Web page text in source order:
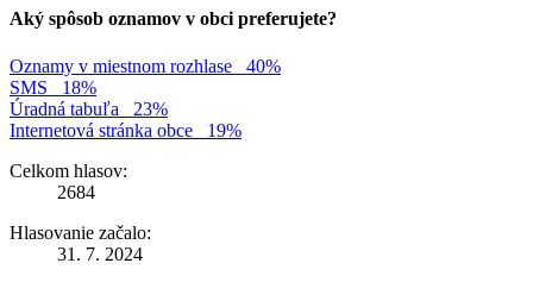
Aký spôsob oznamov v obci preferujete?
Oznamy v miestnom rozhlase
40%
SMS
18%
Úradná tabuľa
23%
Internetová stránka obce
19%
Celkom hlasov:
2684
Hlasovanie začalo:
31. 7. 2024